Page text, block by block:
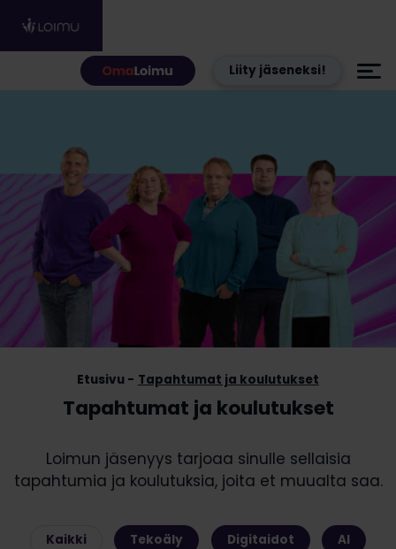
Liity jäseneksi!
Tapahtumat ja koulutukset
Etusivu Tapahtumat ja koulutukset
Loimun jäsenyys tarjoaa sinulle sellaisia
tapahtumia ja koulutuksia, joita et muualta saa.
Kaikki Tekoäly Digitaidot AI